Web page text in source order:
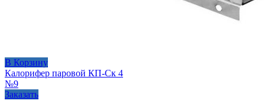
В Корзину
Калорифер паровой КП-Ск 4
№9
Заказать